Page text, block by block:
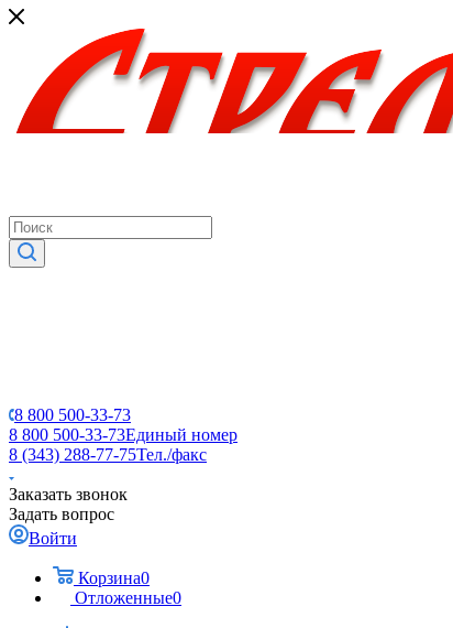
8 800 500-33-73
8 800 500-33-73Единый номер
8 (343) 288-77-75Тел./факс
Заказать звонок
Задать вопрос
Войти
Корзина0
Отложенные0